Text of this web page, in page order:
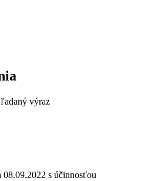
výraz
s účinnosťou